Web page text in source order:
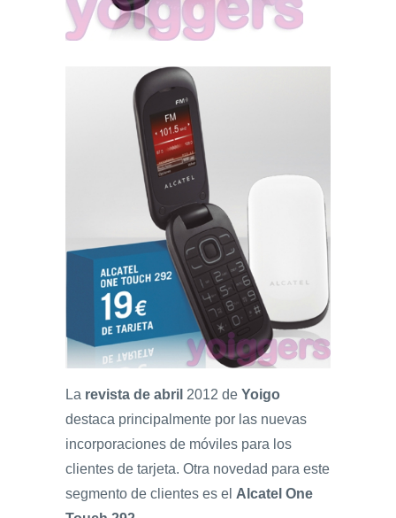
La revista de abril 2012 de Yoigo
destaca principalmente por las nuevas
incorporaciones de móviles para los
clientes de tarjeta. Otra novedad para este
segmento de clientes es el Alcatel One